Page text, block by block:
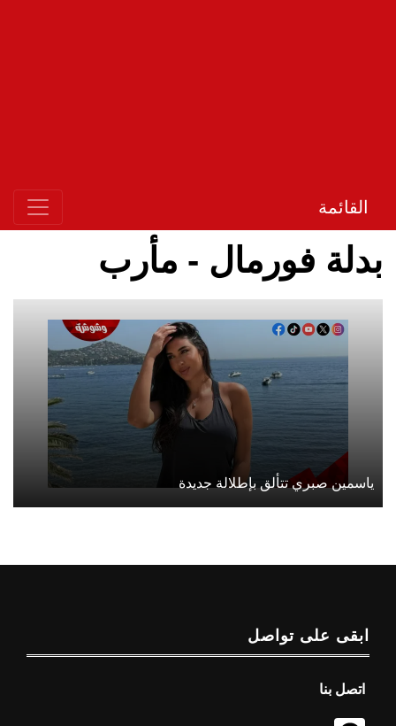
القائمة
بدلة فورمال - مأرب
ياسمين صبري تتألق بإطلالة جديدة
ابقى على تواصل
اتصل بنا